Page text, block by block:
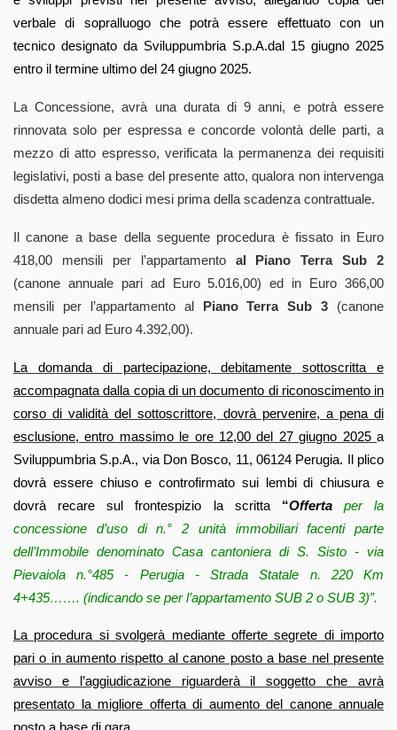
verbale di sopralluogo che potrà essere effettuato con un
tecnico designato da Sviluppumbria S.p.A.dal 15 giugno 2025
entro il termine ultimo del 24 giugno 2025.
La Concessione, avrà una durata di 9 anni, e potrà essere
rinnovata solo per espressa e concorde volontà delle parti, a
mezzo di atto espresso, verificata la permanenza dei requisiti
legislativi, posti a base del presente atto, qualora non intervenga
disdetta almeno dodici mesi prima della scadenza contrattuale.
Il canone a base della seguente procedura è fissato in Euro
418,00 mensili per l’appartamento al Piano Terra Sub 2
(canone annuale pari ad Euro 5.016,00) ed in Euro 366,00
mensili per l’appartamento al
Piano Terra Sub 3 (canone
annuale pari ad Euro 4.392,00).
La domanda di partecipazione, debitamente sottoscritta e
accompagnata dalla copia di un documento di riconoscimento in
corso di validità del sottoscrittore, dovrà pervenire, a pena di
esclusione, entro massimo le ore 12,00 del 27 giugno 2025 a
Sviluppumbria S.p.A., via Don Bosco, 11, 06124 Perugia. Il plico
dovrà essere chiuso e controfirmato sui lembi di chiusura e
dovrà recare sul frontespizio la scritta “Offerta per la
concessione d’uso di n.° 2 unità immobiliari facenti parte
dell’Immobile denominato Casa cantoniera di S. Sisto - via
Pievaiola n.°485 - Perugia - Strada Statale n. 220 Km
4+435……. (indicando se per l’appartamento SUB 2 o SUB 3)”.
La procedura si svolgerà mediante offerte segrete di importo
pari o in aumento rispetto al canone posto a base nel presente
avviso e l’aggiudicazione riguarderà il soggetto che avrà
presentato la migliore offerta di aumento del canone annuale